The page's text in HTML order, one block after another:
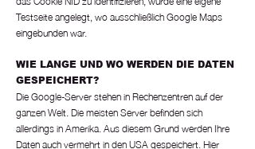
Testseite angelegt, wo ausschließlich Google Maps
eingebunden war.
WIE LANGE UND WO WERDEN DIE DATEN
GESPEICHERT?
Die Google-Server stehen in Rechenzentren auf der
ganzen Welt. Die meisten Server befinden sich
allerdings in Amerika. Aus diesem Grund werden Ihre
Daten auch vermehrt in den USA gespeichert. Hier